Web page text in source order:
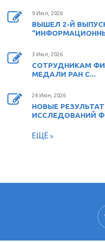
9 Июл, 2026
ВЫШЕЛ 2-Й
3 Июл, 2026
СОТРУДНИКАМ
МЕДАЛИ РАН С...
24 Июн, 2026
НОВЫЕ
ИССЛЕДОВАНИЙ
ЕЩЁ